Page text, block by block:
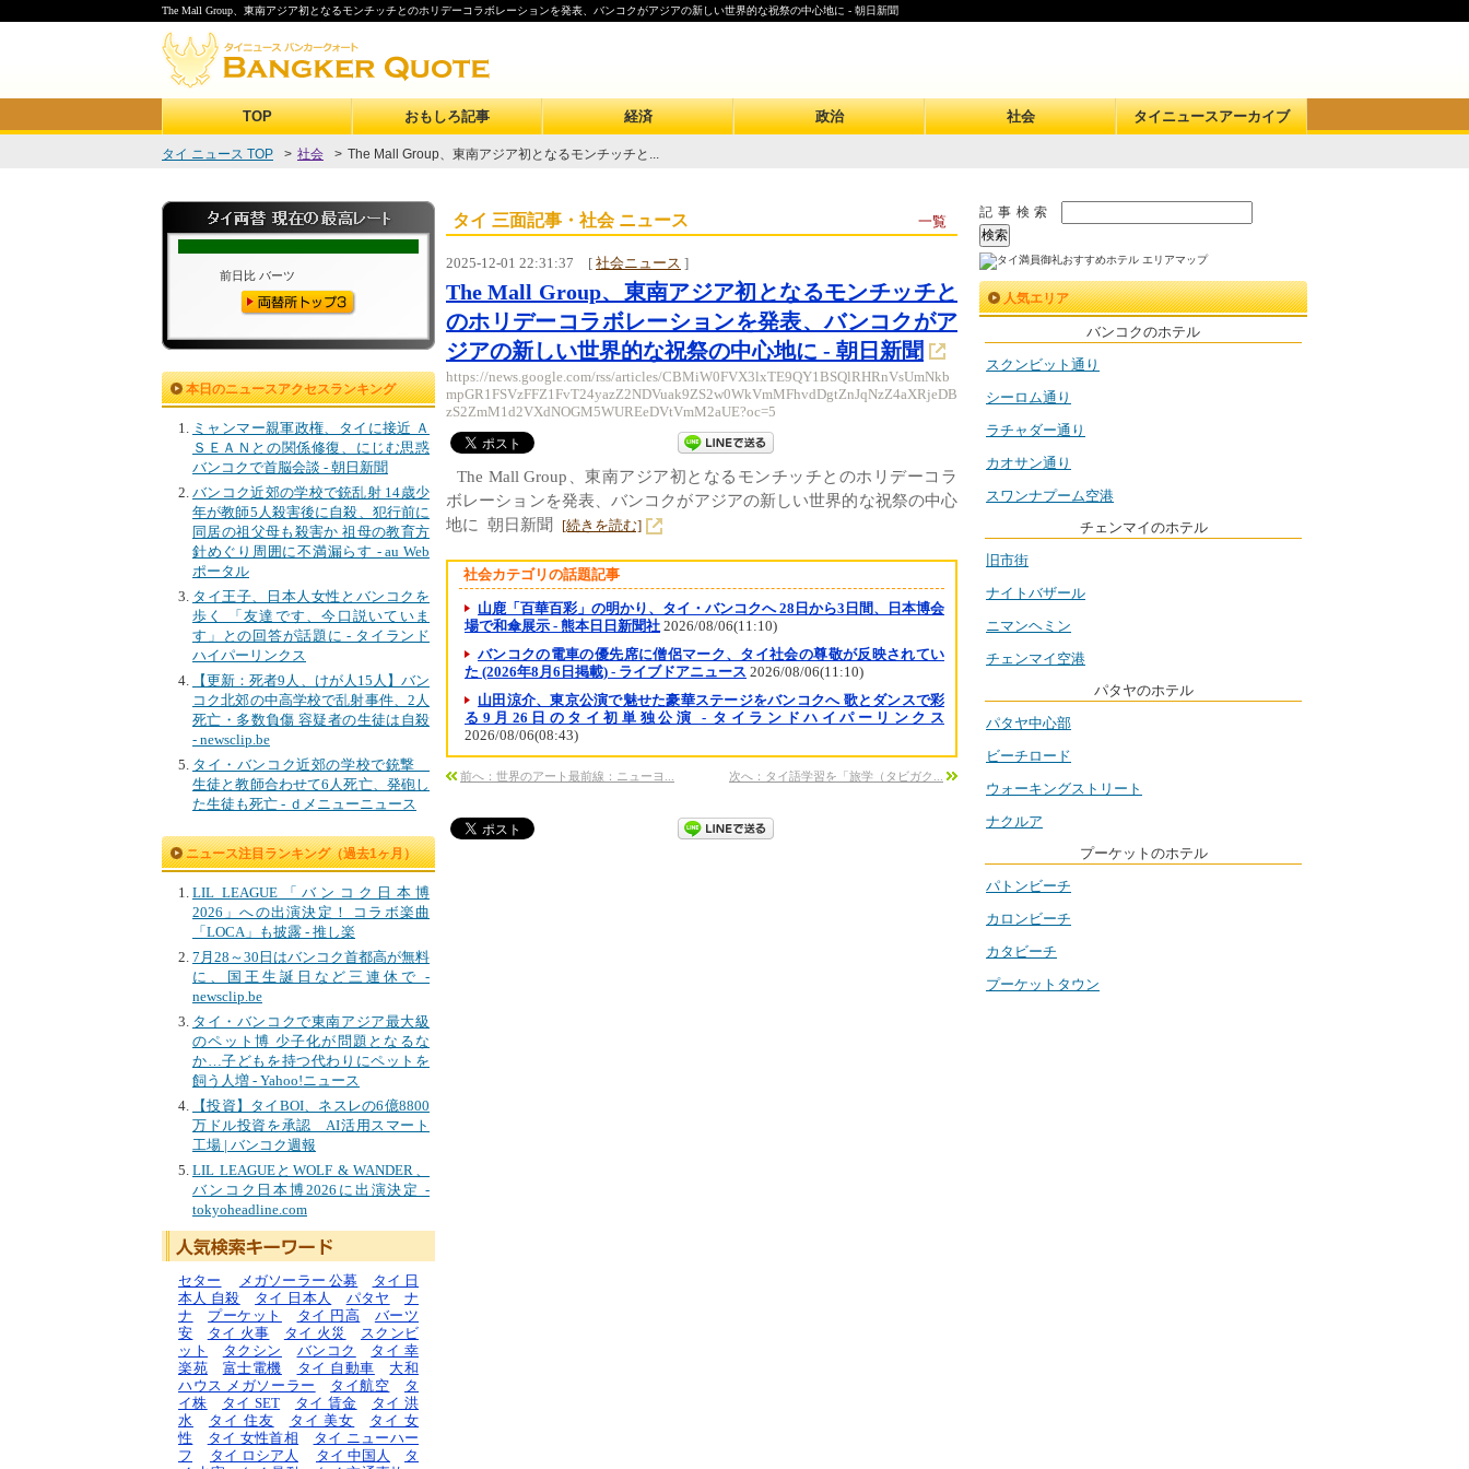
The Mall Group、東南アジア初となるモンチッチとのホリデーコラボレーションを発表、バンコクがアジアの新しい世界的な祝祭の中心地に - 朝日新聞
TOP おもしろ記事 経済 政治 社会 タイニュースアーカイブ
タイ ニュース TOP > 社会 > The Mall Group、東南アジア初となるモンチッチと...
本日のニュースアクセスランキング
ミャンマー親軍政権、タイに接近 Ａ
ＳＥＡＮとの関係修復、にじむ思惑
バンコクで首脳会談 - 朝日新聞
バンコク近郊の学校で銃乱射 14歳少
年が教師5人殺害後に自殺、犯行前に
同居の祖父母も殺害か 祖母の教育方
針めぐり周囲に不満漏らす - au Web
ポータル
タイ王子、日本人女性とバンコクを
歩く 「友達です、今口説いていま
す」との回答が話題に - タイランド
ハイパーリンクス
【更新：死者9人、けが人15人】バン
コク北郊の中高学校で乱射事件、2人
死亡・多数負傷 容疑者の生徒は自殺
- newsclip.be
タイ・バンコク近郊の学校で銃撃
生徒と教師合わせて6人死亡、発砲し
た生徒も死亡 - ｄメニューニュース
ニュース注目ランキング（過去1ヶ月）
LIL LEAGUE「バンコク日本博
2026」への出演決定！ コラボ楽曲
「LOCA」も披露 - 推し楽
7月28～30日はバンコク首都高が無料
に、国王生誕日など三連休で -
newsclip.be
タイ・バンコクで東南アジア最大級
のペット博 少子化が問題となるな
か…子どもを持つ代わりにペットを
飼う人増 - Yahoo!ニュース
【投資】タイBOI、ネスレの6億8800
万ドル投資を承認 AI活用スマート
工場 | バンコク週報
LIL LEAGUEとWOLF & WANDER、
バンコク日本博2026に出演決定 -
tokyoheadline.com
セター メガソーラー 公募
タイ 日
本人 自殺
タイ 日本人 パタヤ
ナ
ナ
プーケット タイ 円高
バーツ
安
タイ 火事 タイ 火災
スクンビ
ット
タクシン バンコク
タイ 幸
楽苑
富士電機 タイ 自動車
大和
ハウス メガソーラー
タイ航空
タ
イ株
タイ SET タイ 賃金
タイ 洪
水
タイ 住友 タイ 美女
タイ 女
性
タイ 女性首相
タイ ニューハー
フ
タイ ロシア人 タイ 中国人
タ
タイ 三面記事・社会 ニュース 一覧
2025-12-01 22:31:37 [ 社会ニュース ]
The Mall Group、東南アジア初となるモンチッチと
のホリデーコラボレーションを発表、バンコクがア
ジアの新しい世界的な祝祭の中心地に - 朝日新聞
https://news.google.com/rss/articles/CBMiW0FVX3lxTE9QY1BSQlRHRnVsUmNkb
mpGR1FSVzFFZ1FvT24yazZ2NDVuak9ZS2w0WkVmMFhvdDgtZnJqNzZ4aXRjeDB
zS2ZmM1d2VXdNOGM5WUREeDVtVmM2aUE?oc=5
The Mall Group、東南アジア初となるモンチッチとのホリデーコラ
ボレーションを発表、バンコクがアジアの新しい世界的な祝祭の中心
地に 朝日新聞 [続きを読む]
社会カテゴリの話題記事
山鹿「百華百彩」の明かり、タイ・バンコクへ 28日から3日間、日本博会
場で和傘展示 - 熊本日日新聞社 2026/08/06(11:10)
バンコクの電車の優先席に僧侶マーク、タイ社会の尊敬が反映されてい
た (2026年8月6日掲載) - ライブドアニュース 2026/08/06(11:10)
山田涼介、東京公演で魅せた豪華ステージをバンコクへ 歌とダンスで彩
る9月26日のタイ初単独公演 - タイランドハイパーリンクス
2026/08/06(08:43)
前へ：世界のアート最前線：ニューヨ... 次へ：タイ語学習を「旅学（タビガク...
記事検索